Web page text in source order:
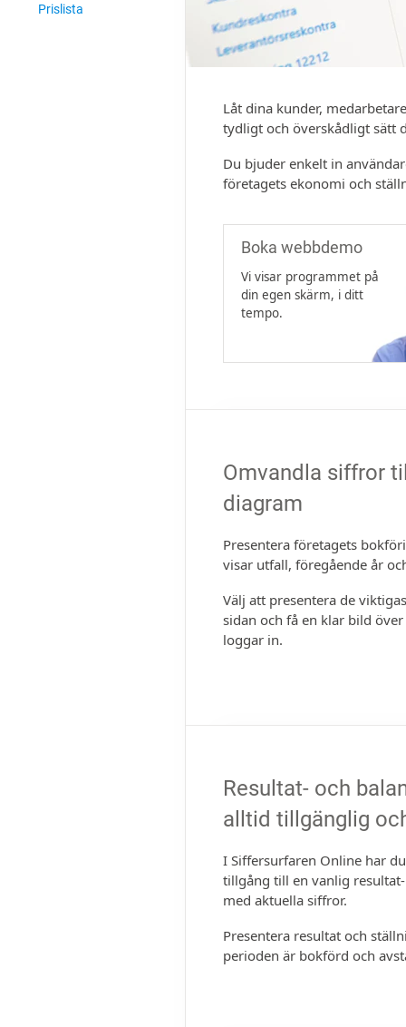
Låt dina kunder,
tydligt och över­skådligt sätt
Du bjuder enkelt in
företagets ekonomi och
Boka webb­demo
Vi visar programmet på
din egen skärm, i ditt
tempo.
Omvandla siffror
diagram
Presentera företagets
visar utfall, föregående år
Välj att presentera de
sidan och få en klar bild
loggar in.
Resultat- och
alltid tillgänglig
I Siffersurfaren Online har
tillgång till en vanlig
med aktuella siffror.
Presentera resultat och
perioden är bokförd och
Prislista